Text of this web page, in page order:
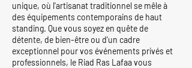
unique, où l'artisanat traditionnel se mêle à
des équipements contemporains de haut
standing. Que vous soyez en quête de
détente, de bien-être ou d'un cadre
exceptionnel pour vos événements privés et
professionnels, le Riad Ras Lafaa vous